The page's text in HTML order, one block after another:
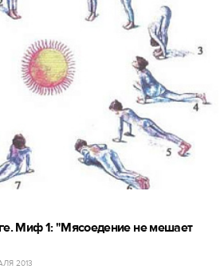
Миф 1: "Мясоедение не мешает
2013